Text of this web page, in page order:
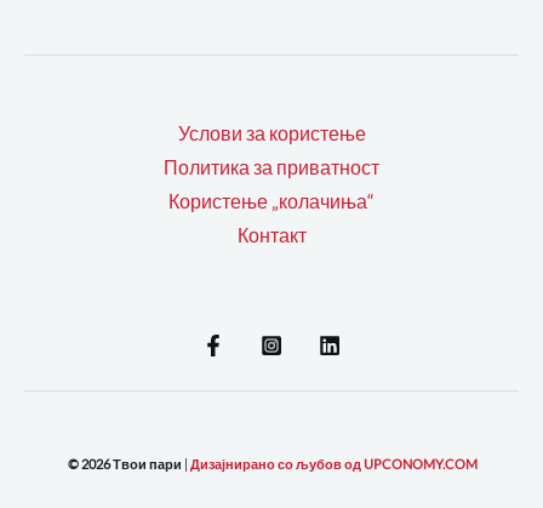
Услови за користење
Политика за приватност
Користење „колачиња“
Контакт
© 2026 Твои пари | Дизајнирано со љубов од UPCONOMY.COM